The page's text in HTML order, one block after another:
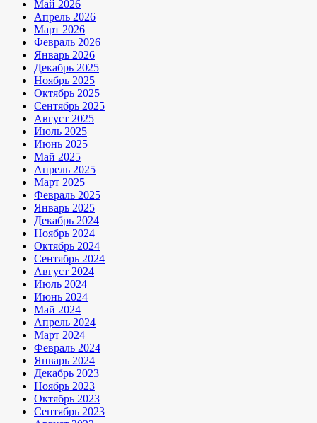
Май 2026
Апрель 2026
Март 2026
Февраль 2026
Январь 2026
Декабрь 2025
Ноябрь 2025
Октябрь 2025
Сентябрь 2025
Август 2025
Июль 2025
Июнь 2025
Май 2025
Апрель 2025
Март 2025
Февраль 2025
Январь 2025
Декабрь 2024
Ноябрь 2024
Октябрь 2024
Сентябрь 2024
Август 2024
Июль 2024
Июнь 2024
Май 2024
Апрель 2024
Март 2024
Февраль 2024
Январь 2024
Декабрь 2023
Ноябрь 2023
Октябрь 2023
Сентябрь 2023